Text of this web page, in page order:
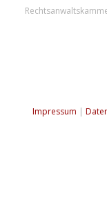
Impressum |